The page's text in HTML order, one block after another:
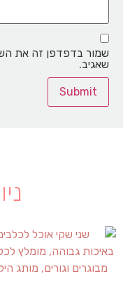
שמור בדפדפן זה את
שאגיב.